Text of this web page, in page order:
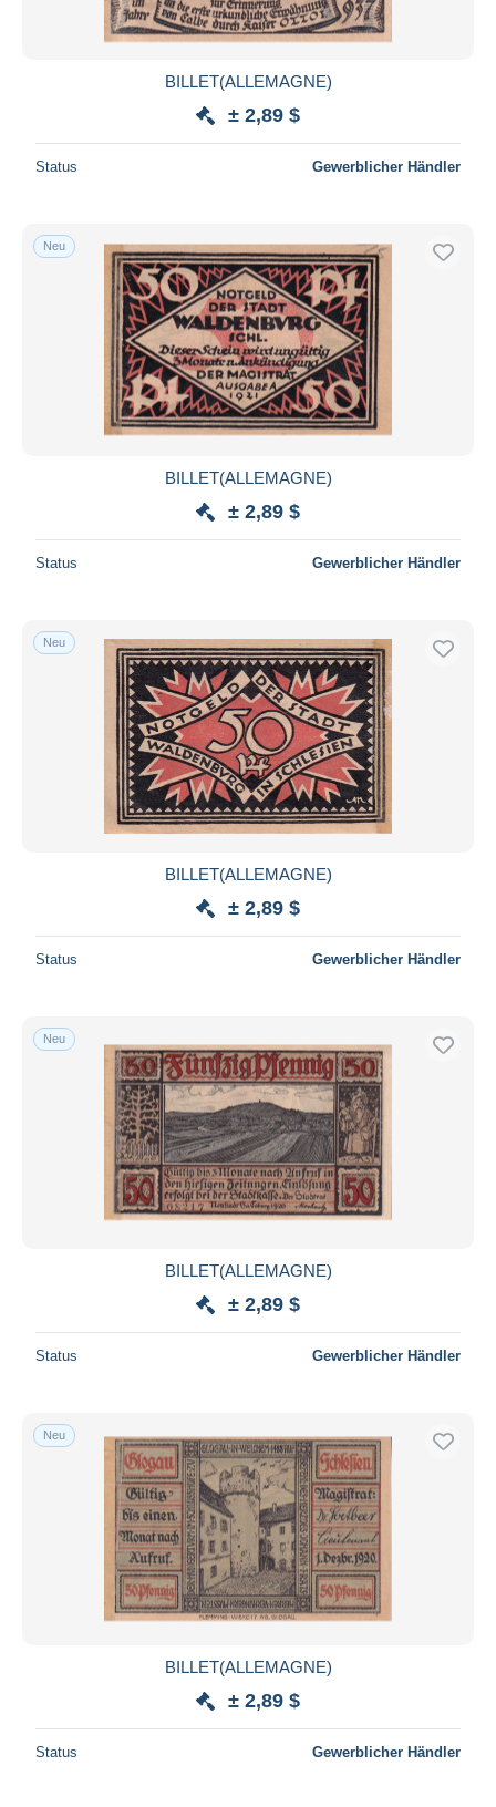
BILLET(ALLEMAGNE)
± 2,89 $
Status Gewerblicher Händler
Neu
BILLET(ALLEMAGNE)
± 2,89 $
Status Gewerblicher Händler
Neu
BILLET(ALLEMAGNE)
± 2,89 $
Status Gewerblicher Händler
Neu
BILLET(ALLEMAGNE)
± 2,89 $
Status Gewerblicher Händler
Neu
BILLET(ALLEMAGNE)
± 2,89 $
Status Gewerblicher Händler